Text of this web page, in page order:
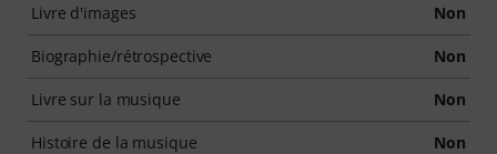
Livre d'images Non
Biographie/rétrospective Non
Livre sur la musique Non
Histoire de la musique Non